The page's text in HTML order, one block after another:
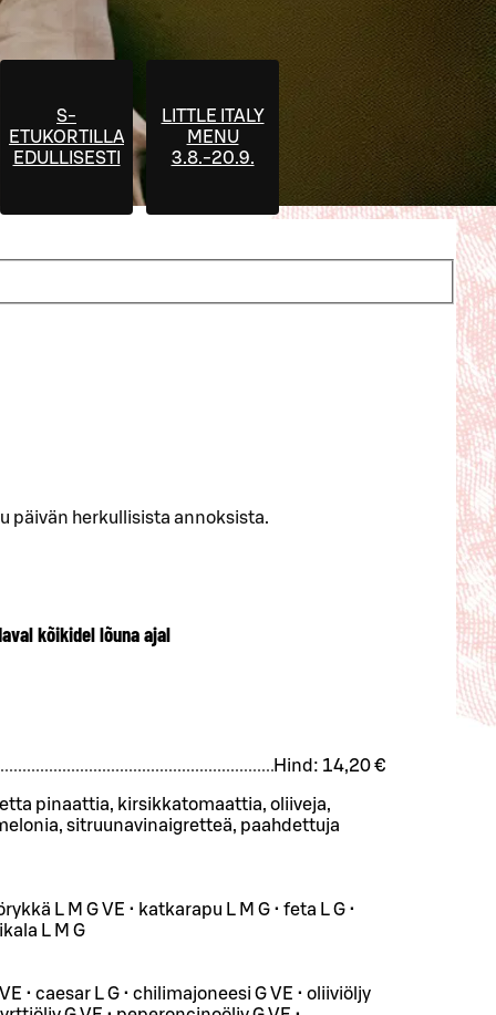
S-
ETUKORTILLA
EDULLISESTI
LITTLE ITALY
MENU
3.8.-20.9.
päivän herkullisista annoksista.
kõikidel lõuna ajal
Hind: 14,20 €
pinaattia, kirsikkatomaattia, oliiveja,
sitruunavinaigretteä, paahdettuja
L M G VE • katkarapu L M G • feta L G •
L M G
• caesar L G • chilimajoneesi G VE • oliiviöljy